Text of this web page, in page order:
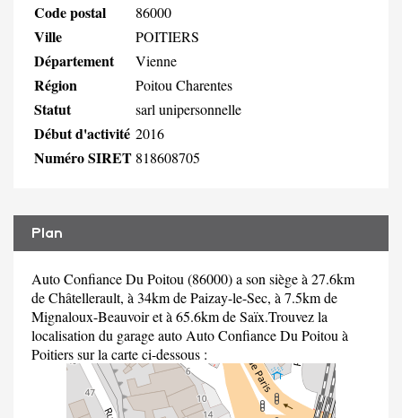
Code postal 86000
Ville POITIERS
Département Vienne
Région Poitou Charentes
Statut sarl unipersonnelle
Début d'activité 2016
Numéro SIRET 818608705
Plan
Auto Confiance Du Poitou (86000) a son siège à 27.6km
de Châtellerault, à 34km de Paizay-le-Sec, à 7.5km de
Mignaloux-Beauvoir et à 65.6km de Saïx.Trouvez la
localisation du garage auto Auto Confiance Du Poitou à
Poitiers sur la carte ci-dessous :